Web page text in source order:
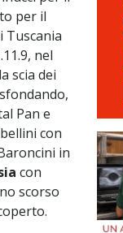
per il
Tuscania
nel
scia dei
Pan e
con
in
con
scorso